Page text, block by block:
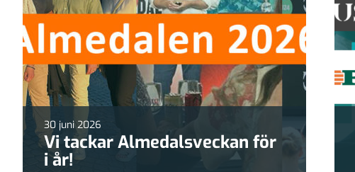
30 juni 2026
Vi tackar Almedalsveckan för
i år!